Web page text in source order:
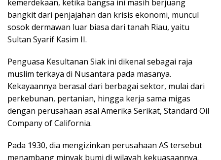
kemerdekaan, ketika bangsa ini masih berjuang
bangkit dari penjajahan dan krisis ekonomi, muncul
sosok dermawan luar biasa dari tanah Riau, yaitu
Sultan Syarif Kasim II.
Penguasa Kesultanan Siak ini dikenal sebagai raja
muslim terkaya di Nusantara pada masanya.
Kekayaannya berasal dari berbagai sektor, mulai dari
perkebunan, pertanian, hingga kerja sama migas
dengan perusahaan asal Amerika Serikat, Standard Oil
Company of California.
Pada 1930, dia mengizinkan perusahaan AS tersebut
menambang minyak bumi di wilayah kekuasaannya.